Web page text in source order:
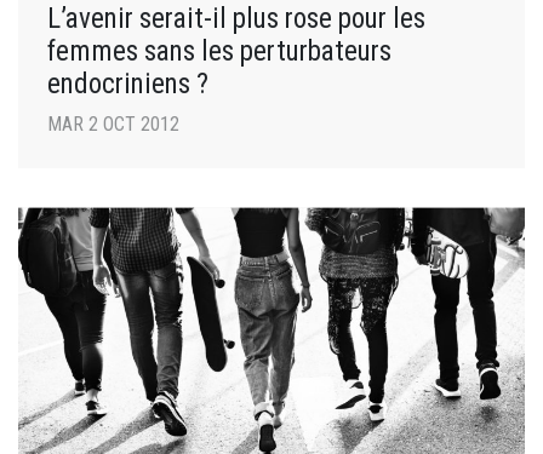
L’avenir serait-il plus rose pour les
femmes sans les perturbateurs
endocriniens ?
MAR 2 OCT 2012